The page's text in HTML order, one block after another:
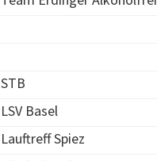
STB
LSV Basel
Lauftreff Spiez